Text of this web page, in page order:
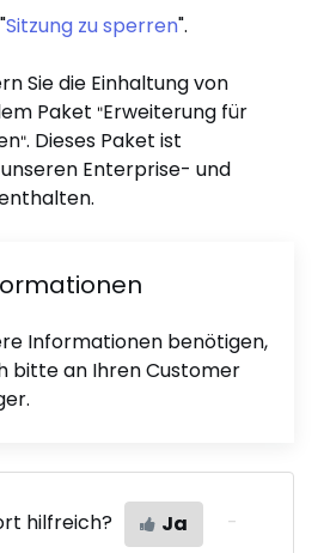
Sitzung zu sperren".
Sie die Einhaltung von
Paket "Erweiterung für
". Dieses Paket ist
Enterprise- und
Informationen benötigen,
bitte an Ihren Customer
hilfreich?
Ja